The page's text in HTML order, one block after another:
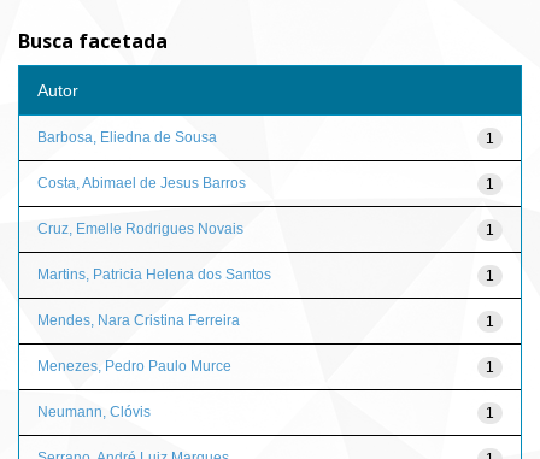
Busca facetada
Autor
1
Barbosa, Eliedna de Sousa
1
Costa, Abimael de Jesus Barros
1
Cruz, Emelle Rodrigues Novais
1
Martins, Patricia Helena dos Santos
1
Mendes, Nara Cristina Ferreira
1
Menezes, Pedro Paulo Murce
1
Neumann, Clóvis